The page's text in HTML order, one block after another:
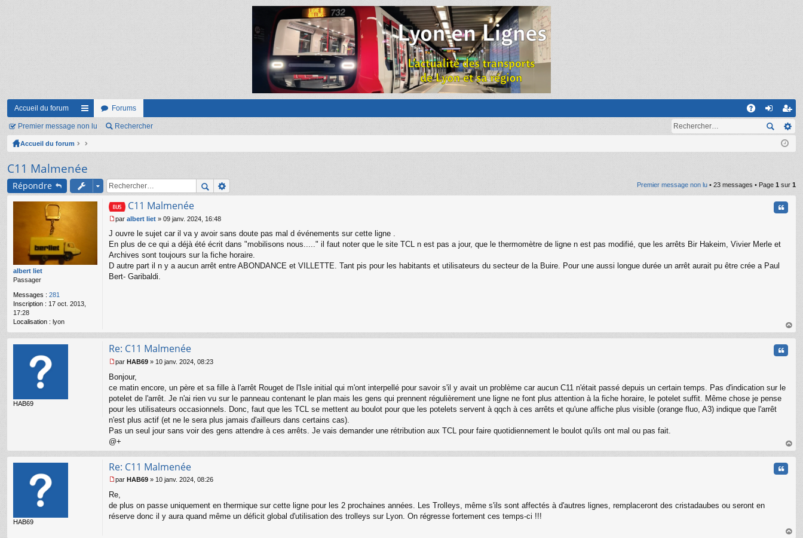
Accueil du forum
ac
co
ci
s
Forums
on ns
cri
Premier message non lu Rechercher
Accueil du forum
C11 Malmenée
Répondre Premier message non lu • 23 messages • Page 1 sur 1
albert liet
Passager
Messages : 281
Inscription : 17 oct. 2013,
17:28
Localisation : lyon
C11 Malmenée
e
s
s
g
e
par albert liet » 09 janv. 2024, 16:48
J ouvre le sujet car il va y avoir sans doute pas mal d événements sur cette ligne .
En plus de ce qui a déjà été écrit dans "mobilisons nous....." il faut noter que le site TCL n est pas a jour, que le thermomètre de ligne n est pas modifié, que les arrêts Bir Hakeim, Vivier Merle et
Archives sont toujours sur la fiche horaire.
D autre part il n y a aucun arrêt entre ABONDANCE et VILLETTE. Tant pis pour les habitants et utilisateurs du secteur de la Buire. Pour une aussi longue durée un arrêt aurait pu être crée a Paul
Bert- Garibaldi.
au
HAB69
Re: C11 Malmenée
e
s
s
g
e
n
o
l
u
par HAB69 » 10 janv. 2024, 08:23
Bonjour,
ce matin encore, un père et sa fille à l'arrêt Rouget de l'Isle initial qui m'ont interpellé pour savoir s'il y avait un problème car aucun C11 n'était passé depuis un certain temps. Pas d'indication sur le
potelet de l'arrêt. Je n'ai rien vu sur le panneau contenant le plan mais les gens qui prennent régulièrement une ligne ne font plus attention à la fiche horaire, le potelet suffit. Même chose je pense
pour les utilisateurs occasionnels. Donc, faut que les TCL se mettent au boulot pour que les potelets servent à qqch à ces arrêts et qu'une affiche plus visible (orange fluo, A3) indique que l'arrêt
n'est plus actif (et ne le sera plus jamais d'ailleurs dans certains cas).
Pas un seul jour sans voir des gens attendre à ces arrêts. Je vais demander une rétribution aux TCL pour faire quotidiennement le boulot qu'ils ont mal ou pas fait.
@+
au
HAB69
Re: C11 Malmenée
e
s
par HAB69 » 10 janv. 2024, 08:26
Re,
de plus on passe uniquement en thermique sur cette ligne pour les 2 prochaines années. Les Trolleys, même s'ils sont affectés à d'autres lignes, remplaceront des cristadaubes ou seront en
réserve donc il y aura quand même un déficit global d'utilisation des trolleys sur Lyon. On régresse fortement ces temps-ci !!!